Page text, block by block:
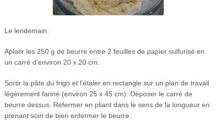
Le lendemain:
Aplatir les 250 g de beurre entre 2 feuilles de papier sulfurisé en
un carré d’environ 20 x 20 cm.
Sortir la pâte du frigo et l’étaler en rectangle sur un plan de travail
légèrement fariné (environ 25 x 45 cm). Déposer le carré de
beurre dessus. Refermer en pliant dans le sens de la longueur en
prenant soin de bien enfermer le beurre.